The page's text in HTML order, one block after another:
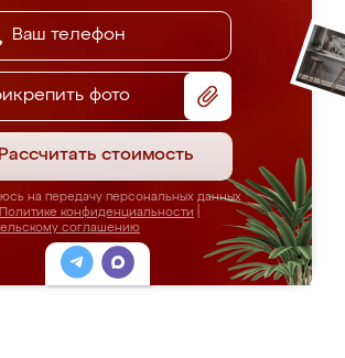
фото
Рассчитать стоимость
на передачу персональных данных
Политике конфиденциальности
соглашению